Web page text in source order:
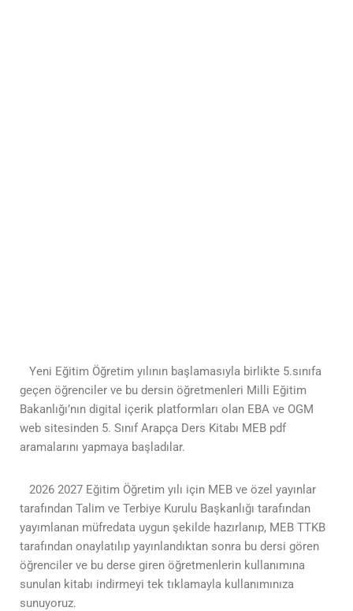
Yeni Eğitim Öğretim yılının başlamasıyla birlikte 5.sınıfa
geçen öğrenciler ve bu dersin öğretmenleri Milli Eğitim
Bakanlığı’nın digital içerik platformları olan EBA ve OGM
web sitesinden 5. Sınıf Arapça Ders Kitabı MEB pdf
aramalarını yapmaya başladılar.
2026 2027 Eğitim Öğretim yılı için MEB ve özel yayınlar
tarafından Talim ve Terbiye Kurulu Başkanlığı tarafından
yayımlanan müfredata uygun şekilde hazırlanıp, MEB TTKB
tarafından onaylatılıp yayınlandıktan sonra bu dersi gören
öğrenciler ve bu derse giren öğretmenlerin kullanımına
sunulan kitabı indirmeyi tek tıklamayla kullanımınıza
sunuyoruz.